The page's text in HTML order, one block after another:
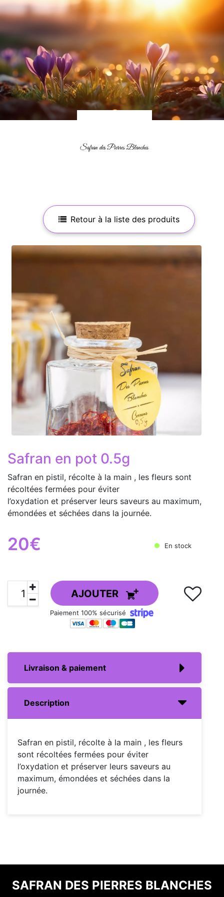
Retour à la liste des produits
Safran en pot 0.5g
Safran en pistil, récolte à la main , les fleurs sont
récoltées fermées pour éviter
l’oxydation et préserver leurs saveurs au maximum,
émondées et séchées dans la journée.
20€ En stock
AJOUTER
Paiement 100% sécurisé
Livraison & paiement
Description
Safran en pistil, récolte à la main , les fleurs
sont récoltées fermées pour éviter
l’oxydation et préserver leurs saveurs au
maximum, émondées et séchées dans la
journée.
SAFRAN DES PIERRES BLANCHES